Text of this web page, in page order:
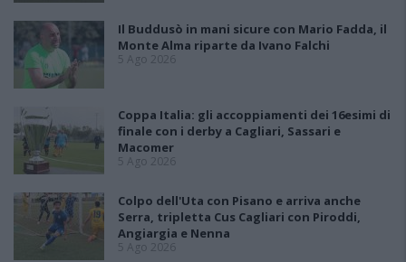
Il Buddusò in mani sicure con Mario Fadda, il
Monte Alma riparte da Ivano Falchi
5 Ago 2026
Coppa Italia: gli accoppiamenti dei 16esimi di
finale con i derby a Cagliari, Sassari e
Macomer
5 Ago 2026
Colpo dell'Uta con Pisano e arriva anche
Serra, tripletta Cus Cagliari con Piroddi,
Angiargia e Nenna
5 Ago 2026